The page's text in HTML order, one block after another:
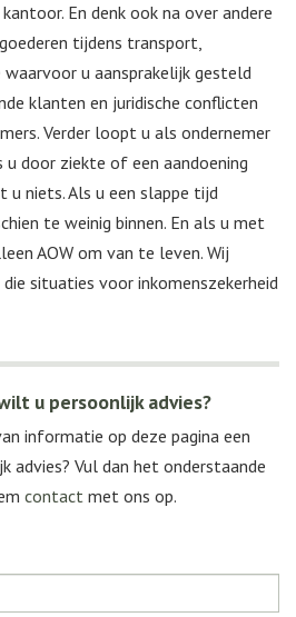
En denk ook na over andere
goederen tijdens transport,
u aansprakelijk gesteld
klanten en juridische conflicten
Verder loopt u als ondernemer
u door ziekte of een aandoening
u niets. Als u een slappe tijd
te weinig binnen. En als u met
AOW om van te leven. Wij
situaties voor inkomenszekerheid
u persoonlijk advies?
informatie op deze pagina een
advies? Vul dan het onderstaande
contact met ons op.